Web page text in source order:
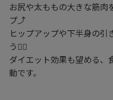
お尻や太ももの大きな筋肉
プ⤴
ヒップアップや下半身の
う👍🏻
ダイエット効果も望める、
動です。